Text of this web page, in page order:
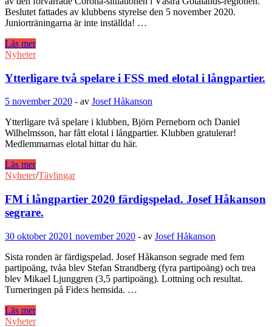
Beslutet fattades av klubbens styrelse den 5 november 2020.
Juniorträningarna är inte inställda! …
Inställda
klubbkvällar
seniorer
framöver,
dock
extra
årsmöte
och
ev.
10/12.
Läs mer
Nyheter
Ytterligare två spelare i FSS med elotal i långpartier.
5 november 2020 - av Josef Håkanson
Ytterligare två spelare i klubben, Björn Perneborn och Daniel
Wilhelmsson, har fått elotal i långpartier. Klubben gratulerar!
Medlemmarnas elotal hittar du här.
Ytterligare
två
i
FSS
med
i
långpartier.
Läs mer
Nyheter/Tävlingar
FM i långpartier 2020 färdigspelad. Josef Håkanson
segrare.
30 oktober 20201 november 2020 - av Josef Håkanson
Sista ronden är färdigspelad. Josef Håkanson segrade med fem
partipoäng, tvåa blev Stefan Strandberg (fyra partipoäng) och trea
blev Mikael Ljunggren (3,5 partipoäng). Lottning och resultat.
Turneringen på Fide:s hemsida. …
FM
i
Läs mer
Nyheter